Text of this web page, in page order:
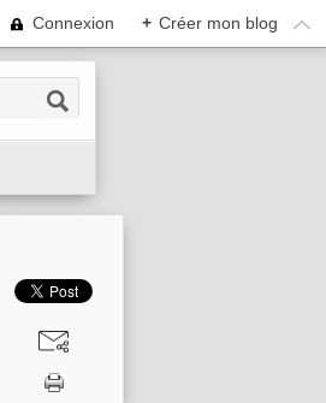
Connexion + Créer mon blog